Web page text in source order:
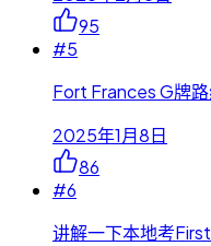
95
#5
Fort Frances G牌
2025年1月8日
86
#6
讲解一下本地考